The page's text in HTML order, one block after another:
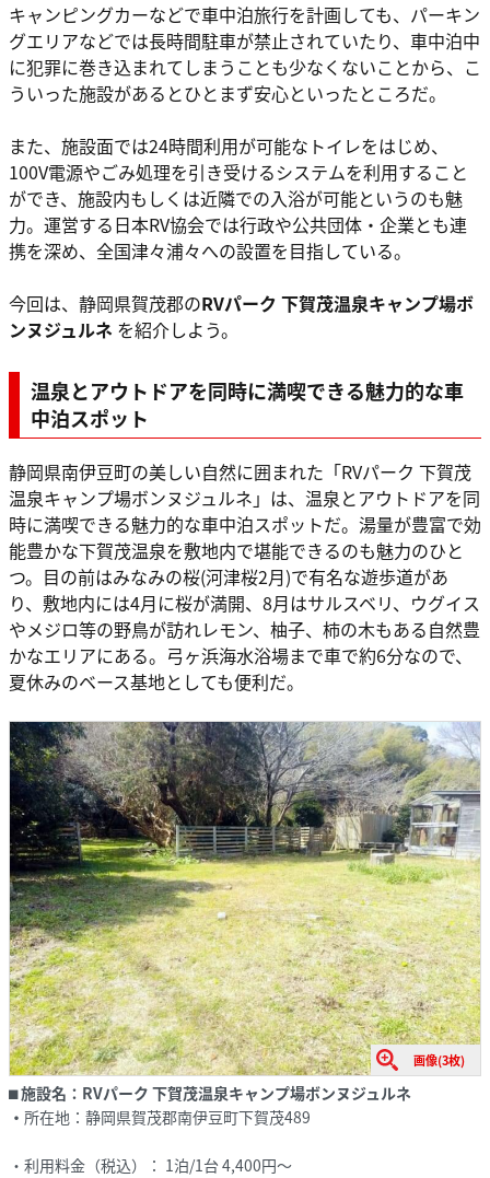
キャンピングカーなどで車中泊旅行を計画しても、パーキン
グエリアなどでは長時間駐車が禁止されていたり、車中泊中
に犯罪に巻き込まれてしまうことも少なくないことから、こ
ういった施設があるとひとまず安心といったところだ。
また、施設面では24時間利用が可能なトイレをはじめ、
100V電源やごみ処理を引き受けるシステムを利用すること
ができ、施設内もしくは近隣での入浴が可能というのも魅
力。運営する日本RV協会では行政や公共団体・企業とも連
携を深め、全国津々浦々への設置を目指している。
今回は、静岡県賀茂郡のRVパーク 下賀茂温泉キャンプ場ボ
ンヌジュルネ を紹介しよう。
温泉とアウトドアを同時に満喫できる魅力的な車
中泊スポット
静岡県南伊豆町の美しい自然に囲まれた「RVパーク 下賀茂
温泉キャンプ場ボンヌジュルネ」は、温泉とアウトドアを同
時に満喫できる魅力的な車中泊スポットだ。湯量が豊富で効
能豊かな下賀茂温泉を敷地内で堪能できるのも魅力のひと
つ。目の前はみなみの桜(河津桜2月)で有名な遊歩道があ
り、敷地内には4月に桜が満開、8月はサルスベリ、ウグイス
やメジロ等の野鳥が訪れレモン、柚子、柿の木もある自然豊
かなエリアにある。弓ヶ浜海水浴場まで車で約6分なので、
夏休みのベース基地としても便利だ。
画像(3枚)
⬛︎施設名： RVパーク 下賀茂温泉キャンプ場ボンヌジュルネ
・ 所在地：静岡県賀茂郡南伊豆町下賀茂489
・利用料金（税込）： 1泊/1台 4,400円～